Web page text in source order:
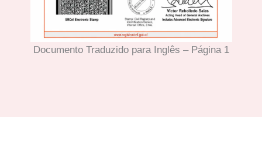
Documento Traduzido para Inglês – Página 1